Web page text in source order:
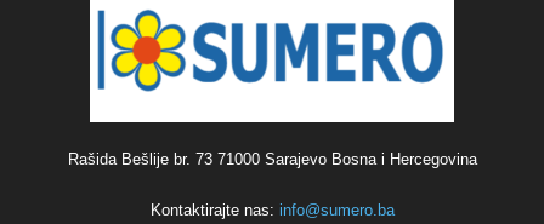
Rašida Bešlije br. 73 71000 Sarajevo Bosna i Hercegovina
Kontaktirajte nas: info@sumero.ba